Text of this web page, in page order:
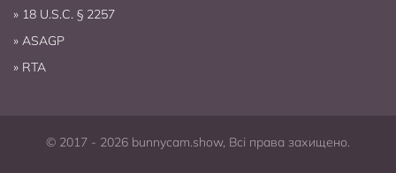
» 18 U.S.C. § 2257
» ASAGP
» RTA
© 2017 - 2026 bunnycam.show, Всі права захищено.